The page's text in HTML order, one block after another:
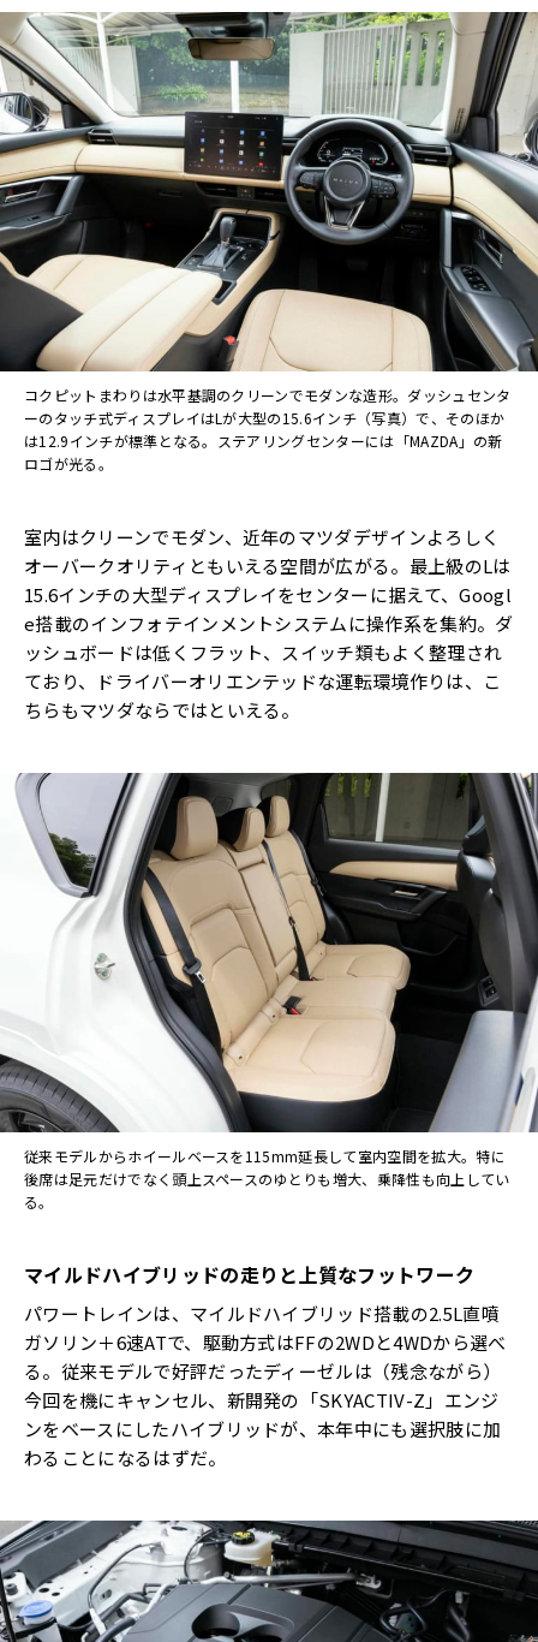
コクピットまわりは水平基調のクリーンでモダンな造形。ダッシュセンタ
ーのタッチ式ディスプレイはLが大型の15.6インチ（写真）で、そのほか
は12.9インチが標準となる。ステアリングセンターには「MAZDA」の新
ロゴが光る。
室内はクリーンでモダン、近年のマツダデザインよろしく
オーバークオリティともいえる空間が広がる。最上級のLは
15.6インチの大型ディスプレイをセンターに据えて、Googl
e搭載のインフォテインメントシステムに操作系を集約。ダ
ッシュボードは低くフラット、スイッチ類もよく整理され
ており、ドライバーオリエンテッドな運転環境作りは、こ
ちらもマツダならではといえる。
従来モデルからホイールベースを115mm延長して室内空間を拡大。特に
後席は足元だけでなく頭上スペースのゆとりも増大、乗降性も向上してい
る。
マイルドハイブリッドの走りと上質なフットワーク
パワートレインは、マイルドハイブリッド搭載の2.5L直噴
ガソリン＋6速ATで、駆動方式はFFの2WDと4WDから選べ
る。従来モデルで好評だったディーゼルは（残念ながら）
今回を機にキャンセル、新開発の「SKYACTIV-Z」エンジ
ンをベースにしたハイブリッドが、本年中にも選択肢に加
わることになるはずだ。